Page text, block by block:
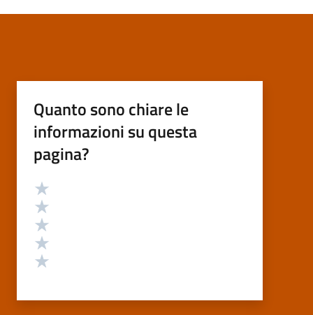
Quanto sono chiare le
informazioni su questa
pagina?
Valutazione